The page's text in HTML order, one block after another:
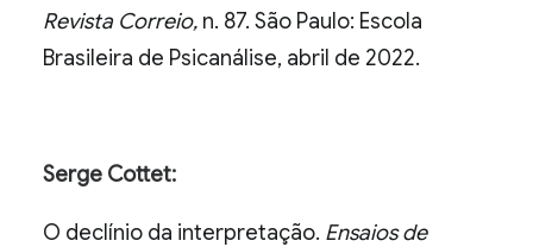
Revista Correio, n. 87. São Paulo: Escola
Brasileira de Psicanálise, abril de 2022.
Serge Cottet:
O declínio da interpretação. Ensaios de